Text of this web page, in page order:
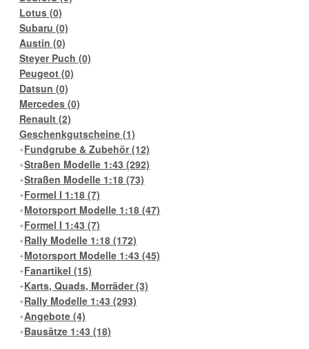
Lotus (0)
Subaru (0)
Austin (0)
Steyer Puch (0)
Peugeot (0)
Datsun (0)
Mercedes (0)
Renault (2)
Geschenkgutscheine (1)
Fundgrube & Zubehör(12)
Straßen Modelle 1:43(292)
Straßen Modelle 1:18(73)
Formel I 1:18(7)
Motorsport Modelle 1:18(47)
Formel I 1:43(7)
Rally Modelle 1:18(172)
Motorsport Modelle 1:43(45)
Fanartikel(15)
Karts, Quads, Morräder(3)
Rally Modelle 1:43(293)
Angebote(4)
Bausätze 1:43(18)